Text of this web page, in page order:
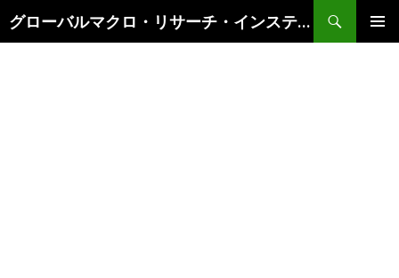
グローバルマクロ・リサーチ・インスティテュート
索